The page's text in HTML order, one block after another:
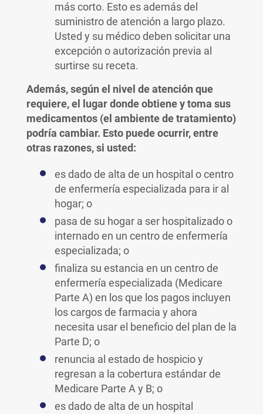
más corto. Esto es además del
suministro de atención a largo plazo.
Usted y su médico deben solicitar una
excepción o autorización previa al
surtirse su receta.
Además, según el nivel de atención que
requiere, el lugar donde obtiene y toma sus
medicamentos (el ambiente de tratamiento)
podría cambiar. Esto puede ocurrir, entre
otras razones, si usted:
es dado de alta de un hospital o centro
de enfermería especializada para ir al
hogar; o
pasa de su hogar a ser hospitalizado o
internado en un centro de enfermería
especializada; o
finaliza su estancia en un centro de
enfermería especializada (Medicare
Parte A) en los que los pagos incluyen
los cargos de farmacia y ahora
necesita usar el beneficio del plan de la
Parte D; o
renuncia al estado de hospicio y
regresan a la cobertura estándar de
Medicare Parte A y B; o
es dado de alta de un hospital